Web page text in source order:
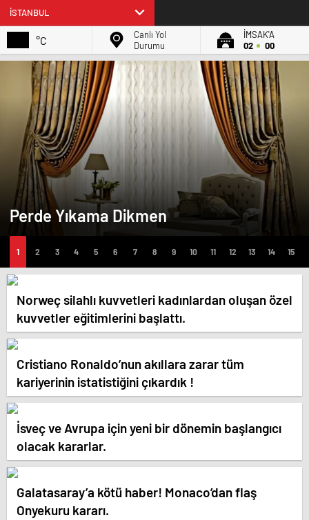
°C
Canlı Yol
Durumu
İMSAK'A
02
00
Perde Yıkama Dikmen
Norweç silahlı kuvvetleri kadınlardan oluşan özel
kuvvetler eğitimlerini başlattı.
Cristiano Ronaldo’nun akıllara zarar tüm
kariyerinin istatistiğini çıkardık !
İsveç ve Avrupa için yeni bir dönemin başlangıcı
olacak kararlar.
Galatasaray’a kötü haber! Monaco’dan flaş
Onyekuru kararı.